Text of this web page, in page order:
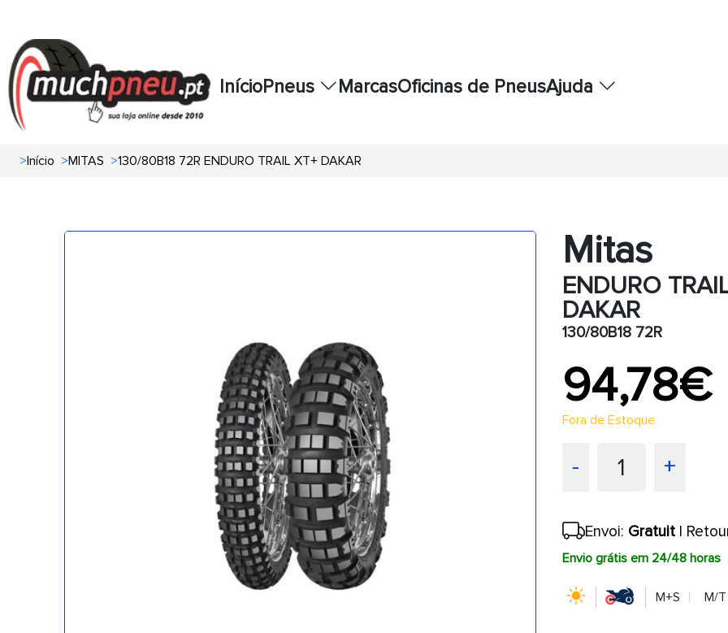
InícioPneus MarcasOficinas de PneusAjuda
>Início >MITAS >130/80B18 72R ENDURO TRAIL XT+ DAKAR
Mitas
ENDURO
DAKAR
130/80B18 72R
94,78€
Fora de Estoque
- 1 +
Envoi: Gratuit|
Envio grátis em 24/48 horas
M+S M/T